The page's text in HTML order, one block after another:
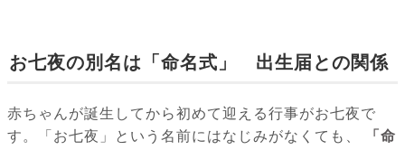
お七夜の別名は「命名式」 出生届との関係
赤ちゃんが誕生してから初めて迎える行事がお七夜で
す。「お七夜」という名前にはなじみがなくても、
「命